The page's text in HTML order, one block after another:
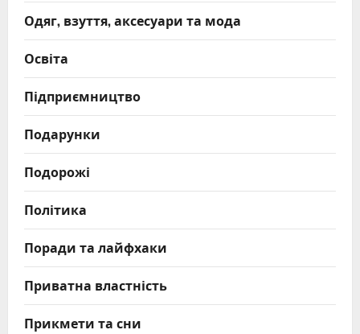
Одяг, взуття, аксесуари та мода
Освіта
Підприємництво
Подарунки
Подорожі
Політика
Поради та лайфхаки
Приватна властність
Прикмети та сни